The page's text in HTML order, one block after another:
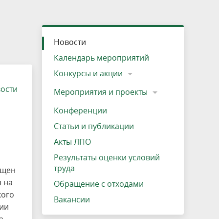
Озеро Плещеево
Вакансии
Экологические тропы и туристские
маршруты
Прокат велосипедов
Адрес, телефон, схема проезда
Результаты оценки условий труда
Интерактивная карта
Кадастр объектов животного мира, не
отнесенных к объектам охоты
на
Новости
Календарь мероприятий
Конкурсы и акции
Мероприятия и проекты
Конференции
Статьи и публикации
Акты ЛПО
Результаты оценки условий
труда
Обращение с отходами
Вакансии